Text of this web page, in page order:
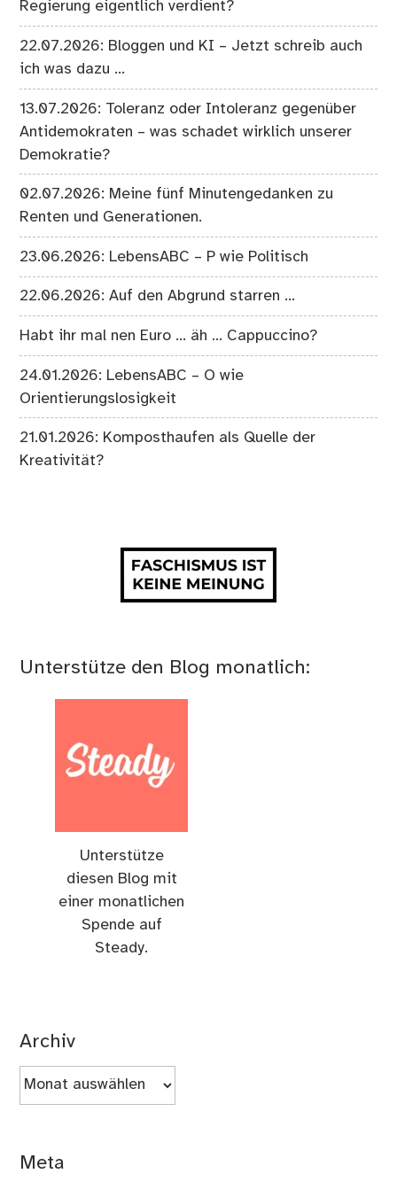
Regierung eigentlich verdient?
22.07.2026: Bloggen und KI – Jetzt schreib auch
ich was dazu …
13.07.2026: Toleranz oder Intoleranz gegenüber
Antidemokraten – was schadet wirklich unserer
Demokratie?
02.07.2026: Meine fünf Minutengedanken zu
Renten und Generationen.
23.06.2026: LebensABC – P wie Politisch
22.06.2026: Auf den Abgrund starren …
Habt ihr mal nen Euro … äh … Cappuccino?
24.01.2026: LebensABC – O wie
Orientierungslosigkeit
21.01.2026: Komposthaufen als Quelle der
Kreativität?
Unterstütze den Blog monatlich:
Unterstütze
diesen Blog mit
einer monatlichen
Spende auf
Steady.
Archiv
Archiv
Meta